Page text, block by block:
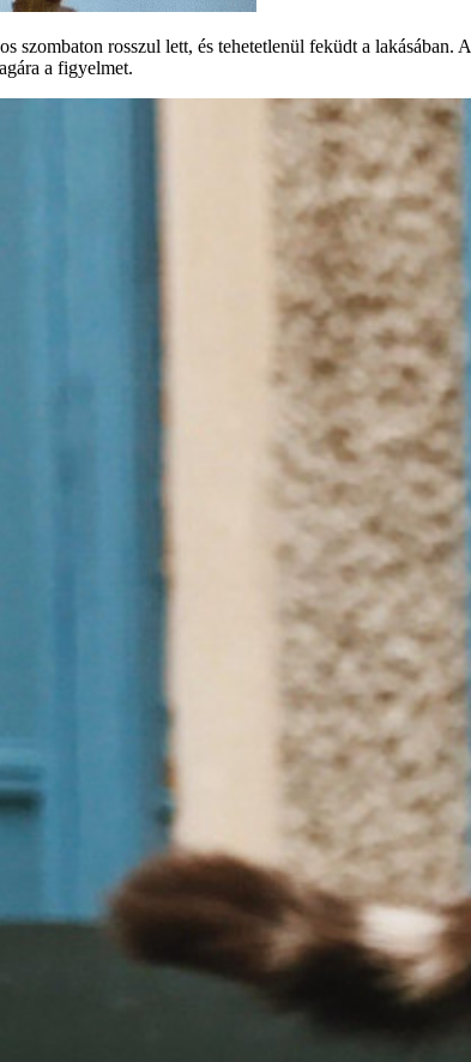
szombaton rosszul lett, és tehetetlenül feküdt a
a figyelmet.